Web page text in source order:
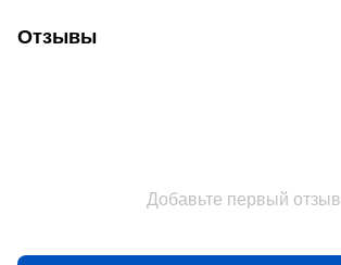
Отзывы
Добавьте первый отзыв